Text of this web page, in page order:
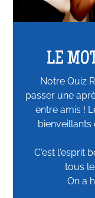
LE
Notre Quiz
passer une
entre amis !
bienveillants
C'est l'esprit
tous
On a